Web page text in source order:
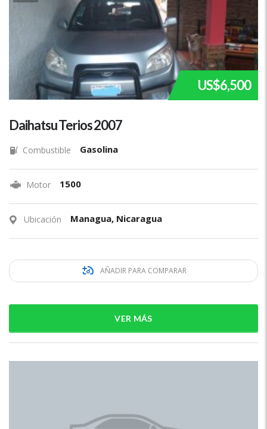
US$6,500
Daihatsu Terios 2007
Combustible Gasolina
Motor 1500
Ubicación Managua, Nicaragua
AÑADIR PARA COMPARAR
VER MÁS